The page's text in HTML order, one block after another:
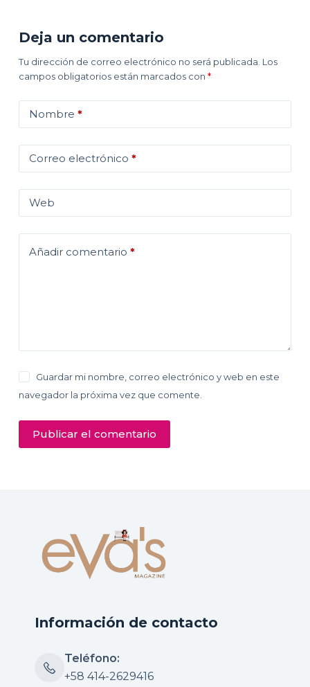
Deja un comentario
Tu dirección de correo electrónico no será publicada. Los
campos obligatorios están marcados con *
Nombre *
Correo electrónico *
Web
Añadir comentario *
Guardar mi nombre, correo electrónico y web en este
navegador la próxima vez que comente.
Publicar el comentario
Información de contacto
Teléfono:
+58 414-2629416